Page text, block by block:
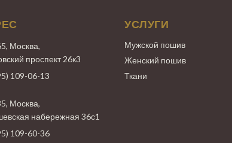
Москва,
проспект 26к3
109-06-13
Москва,
набережная 36с1
109-60-36
УСЛУГИ
Мужской пошив
Женский пошив
Ткани